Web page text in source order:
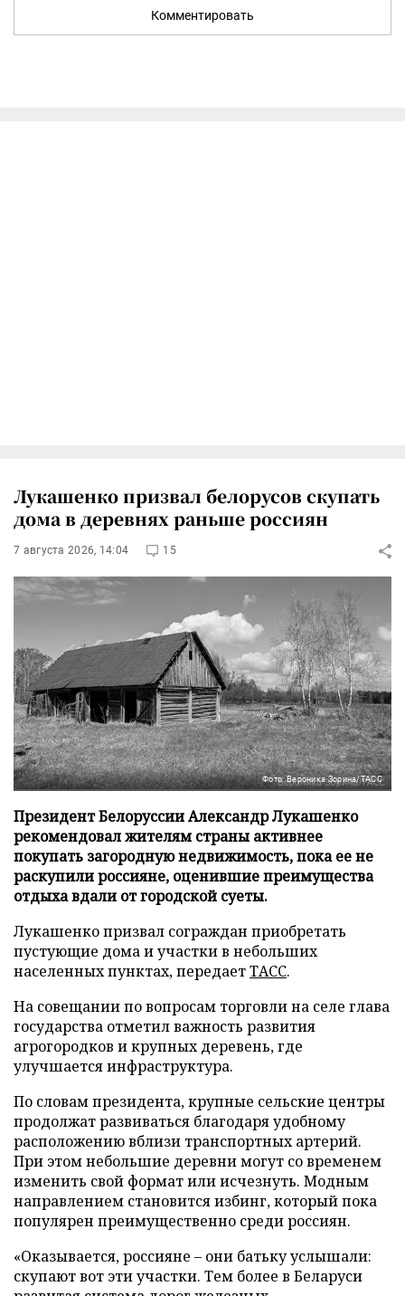
Комментировать
Лукашенко призвал белорусов скупать
дома в деревнях раньше россиян
7 августа 2026, 14:04 15
Фото: Вероника Зорина/ТАСС
Президент Белоруссии Александр Лукашенко
рекомендовал жителям страны активнее
покупать загородную недвижимость, пока ее не
раскупили россияне, оценившие преимущества
отдыха вдали от городской суеты.
Лукашенко призвал сограждан приобретать
пустующие дома и участки в небольших
населенных пунктах, передаетТАСС.
На совещании по вопросам торговли на селе глава
государства отметил важность развития
агрогородков и крупных деревень, где
улучшается инфраструктура.
По словам президента, крупные сельские центры
продолжат развиваться благодаря удобному
расположению вблизи транспортных артерий.
При этом небольшие деревни могут со временем
изменить свой формат или исчезнуть. Модным
направлением становится избинг, который пока
популярен преимущественно среди россиян.
«Оказывается, россияне – они батьку услышали:
скупают вот эти участки. Тем более в Беларуси